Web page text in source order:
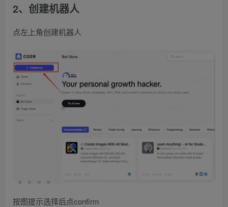
2、创建机器人
点左上角创建机器人
按图提示选择后点confirm